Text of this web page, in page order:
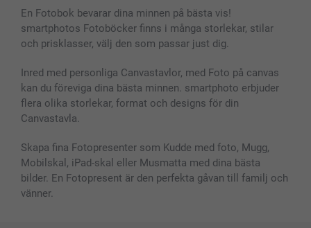
Skal till Mobil & Surfplatta
MyNameBook
Fotoramar & Tillbehör
Presentkort
Alla fotoprodukter
Sitemap
Villkor och garantier
smartbonus
Priser & betalning
En Fotobok bevarar dina minnen på bästa vis!
smartphotos Fotoböcker finns i många storlekar, stilar
och prisklasser, välj den som passar just dig.
Inred med personliga Canvastavlor, med Foto på canvas
kan du föreviga dina bästa minnen. smartphoto erbjuder
flera olika storlekar, format och designs för din
Canvastavla.
Skapa fina Fotopresenter som Kudde med foto, Mugg,
Mobilskal, iPad-skal eller Musmatta med dina bästa
bilder. En Fotopresent är den perfekta gåvan till familj och
vänner.